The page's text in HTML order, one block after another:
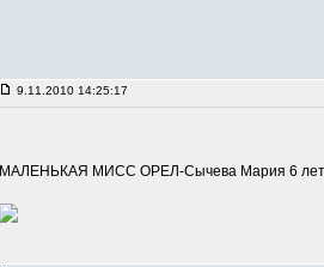
9.11.2010 14:25:17
МАЛЕНЬКАЯ МИСС ОРЕЛ-Сычева Мария 6